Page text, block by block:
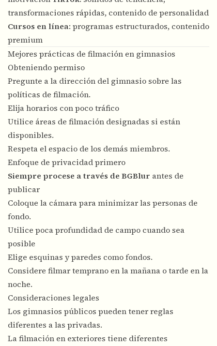
transformaciones rápidas, contenido de personalidad
Cursos en línea: programas estructurados, contenido
premium
Mejores prácticas de filmación en gimnasios
Obteniendo permiso
Pregunte a la dirección del gimnasio sobre las
políticas de filmación.
Elija horarios con poco tráfico
Utilice áreas de filmación designadas si están
disponibles.
Respeta el espacio de los demás miembros.
Enfoque de privacidad primero
Siempre procese a través de BGBlur antes de
publicar
Coloque la cámara para minimizar las personas de
fondo.
Utilice poca profundidad de campo cuando sea
posible
Elige esquinas y paredes como fondos.
Considere filmar temprano en la mañana o tarde en la
noche.
Consideraciones legales
Los gimnasios públicos pueden tener reglas
diferentes a las privadas.
La filmación en exteriores tiene diferentes